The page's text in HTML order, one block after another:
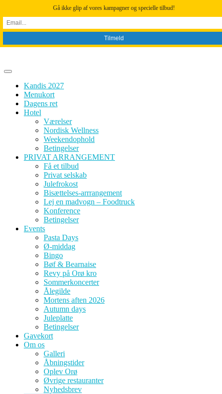
Kandis 2027
Menukort
Dagens ret
Hotel
Værelser
Nordisk Wellness
Weekendophold
Betingelser
PRIVAT ARRANGEMENT
Få et tilbud
Privat selskab
Julefrokost
Bisættelses-arrrangement
Lej en madvogn – Foodtruck
Konference
Betingelser
Events
Pasta Days
Ø-middag
Bingo
Bøf & Bearnaise
Revy på Orø kro
Sommerkoncerter
Ålegilde
Mortens aften 2026
Autumn days
Juleplatte
Betingelser
Gavekort
Om os
Galleri
Åbningstider
Oplev Orø
Øvrige restauranter
Nyhedsbrev
Gå ikke glip af vores kampagner og specielle tilbud!